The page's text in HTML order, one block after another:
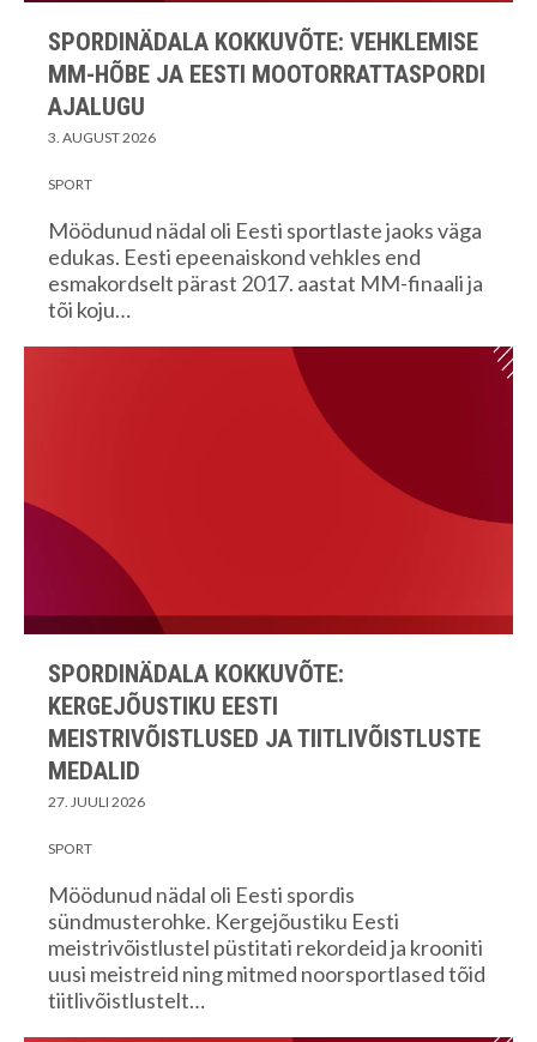
SPORDINÄDALA KOKKUVÕTE: VEHKLEMISE
MM-HÕBE JA EESTI MOOTORRATTASPORDI
AJALUGU
3. AUGUST 2026
SPORT
Möödunud nädal oli Eesti sportlaste jaoks väga
edukas. Eesti epeenaiskond vehkles end
esmakordselt pärast 2017. aastat MM-finaali ja
tõi koju…
SPORDINÄDALA KOKKUVÕTE:
KERGEJÕUSTIKU EESTI
MEISTRIVÕISTLUSED JA TIITLIVÕISTLUSTE
MEDALID
27. JUULI 2026
SPORT
Möödunud nädal oli Eesti spordis
sündmusterohke. Kergejõustiku Eesti
meistrivõistlustel püstitati rekordeid ja krooniti
uusi meistreid ning mitmed noorsportlased tõid
tiitlivõistlustelt…